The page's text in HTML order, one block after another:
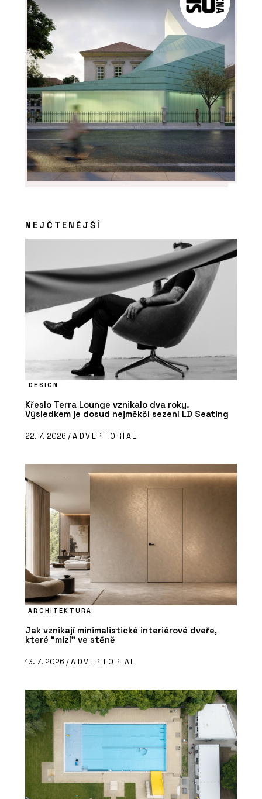
NEJČTENĚJŠÍ
DESIGN
Křeslo Terra Lounge vznikalo dva roky.
Výsledkem je dosud nejměkčí sezení LD Seating
22. 7. 2026 /ADVERTORIAL
ARCHITEKTURA
Jak vznikají minimalistické interiérové dveře,
které "mizí" ve stěně
13. 7. 2026 /ADVERTORIAL